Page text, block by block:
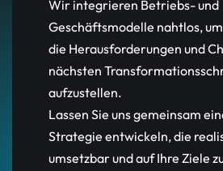
Wir integrieren Betriebs- und
Geschäftsmodelle nahtlos,
die Herausforderungen und
nächsten
aufzustellen.
Lassen Sie uns gemeinsam
Strategie entwickeln, die
umsetzbar und auf Ihre Ziele